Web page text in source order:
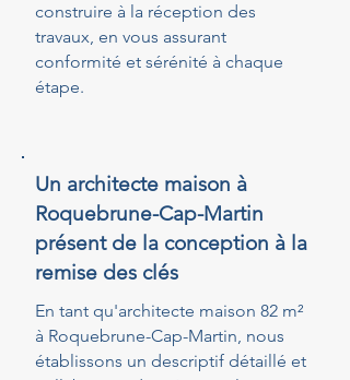
construire à la réception des
travaux, en vous assurant
conformité et sérénité à chaque
étape.
Un architecte maison à
Roquebrune-Cap-Martin
présent de la conception à la
remise des clés
En tant qu'architecte maison 82 m²
à Roquebrune-Cap-Martin, nous
établissons un descriptif détaillé et